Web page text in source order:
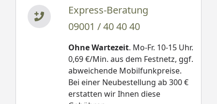
Express-Beratung
09001 / 40 40 40
Ohne Wartezeit. Mo-Fr. 10-15 Uhr.
0,69 €/Min. aus dem Festnetz, ggf.
abweichende Mobilfunkpreise.
Bei einer Neubestellung ab 300 €
erstatten wir Ihnen diese